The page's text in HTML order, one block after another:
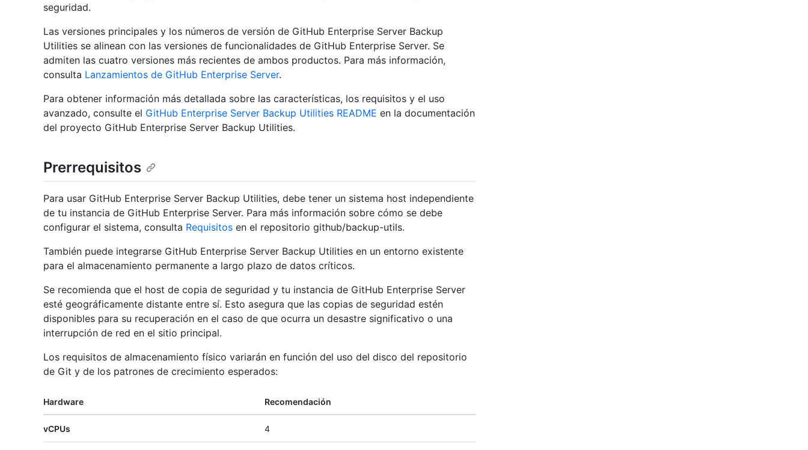
seguridad.
Las versiones principales y los números de versión de GitHub Enterprise Server Backup
Utilities se alinean con las versiones de funcionalidades de GitHub Enterprise Server. Se
admiten las cuatro versiones más recientes de ambos productos. Para más información,
consulta Lanzamientos de GitHub Enterprise Server.
Para obtener información más detallada sobre las características, los requisitos y el uso
avanzado, consulte el GitHub Enterprise Server Backup Utilities README en la documentación
del proyecto GitHub Enterprise Server Backup Utilities.
Prerrequisitos
Para usar GitHub Enterprise Server Backup Utilities, debe tener un sistema host independiente
de tu instancia de GitHub Enterprise Server. Para más información sobre cómo se debe
configurar el sistema, consulta Requisitos en el repositorio github/backup-utils.
También puede integrarse GitHub Enterprise Server Backup Utilities en un entorno existente
para el almacenamiento permanente a largo plazo de datos críticos.
Se recomienda que el host de copia de seguridad y tu instancia de GitHub Enterprise Server
esté geográficamente distante entre sí. Esto asegura que las copias de seguridad estén
disponibles para su recuperación en el caso de que ocurra un desastre significativo o una
interrupción de red en el sitio principal.
Los requisitos de almacenamiento físico variarán en función del uso del disco del repositorio
de Git y de los patrones de crecimiento esperados:
Hardware Recomendación
vCPUs 4